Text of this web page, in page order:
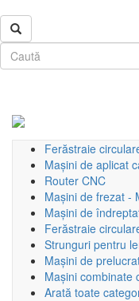
Ferăstraie
Mașini de aplicat
Router CNC
Mașini de frezat -
Mașini de
Ferăstraie
Strunguri pentru
Mașini de
Mașini combinate
Arată toate